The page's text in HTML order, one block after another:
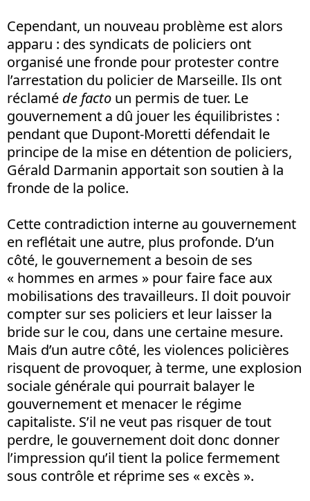
Cependant, un nouveau problème est alors
apparu : des syndicats de policiers ont
organisé une fronde pour protester contre
l’arrestation du policier de Marseille. Ils ont
réclamé de facto un permis de tuer. Le
gouvernement a dû jouer les équilibristes :
pendant que Dupont-Moretti défendait le
principe de la mise en détention de policiers,
Gérald Darmanin apportait son soutien à la
fronde de la police.
Cette contradiction interne au gouvernement
en reflétait une autre, plus profonde. D’un
côté, le gouvernement a besoin de ses
« hommes en armes » pour faire face aux
mobilisations des travailleurs. Il doit pouvoir
compter sur ses policiers et leur laisser la
bride sur le cou, dans une certaine mesure.
Mais d’un autre côté, les violences policières
risquent de provoquer, à terme, une explosion
sociale générale qui pourrait balayer le
gouvernement et menacer le régime
capitaliste. S’il ne veut pas risquer de tout
perdre, le gouvernement doit donc donner
l’impression qu’il tient la police fermement
sous contrôle et réprime ses « excès ».